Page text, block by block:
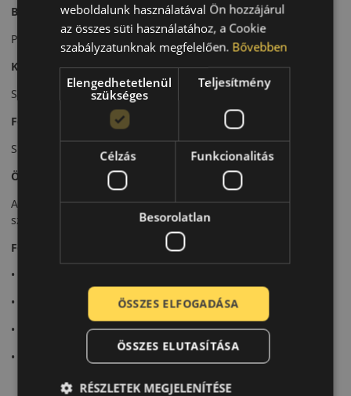
Biztonsági jellemzők
Precíz irányíthatóság és stabil kanyarvétel.
Komfort és zajszint
Sportos karakter mellett is megfelelő komfortszint.
Felhasználási ajánlás
Sportos személyautókhoz és prémium járművekhez.
Összegzés
A P Zero a sportos teljesítmény és a vezetési élmény
szinonimája.
Fő előnyök röviden:
• Sportos teljesítmény
• Precíz irányíthatóság
• Stabil tapadás
• Dinamikus vezetési élmény
weboldalunk használatával Ön hozzájárul
az összes süti használatához, a Cookie
szabályzatunknak megfelelően. Bővebben
Elengedhetetlenül
szükséges
Teljesítmény
Célzás Funkcionalitás
Besorolatlan
ÖSSZES ELFOGADÁSA
ÖSSZES ELUTASÍTÁSA
RÉSZLETEK MEGJELENÍTÉSE